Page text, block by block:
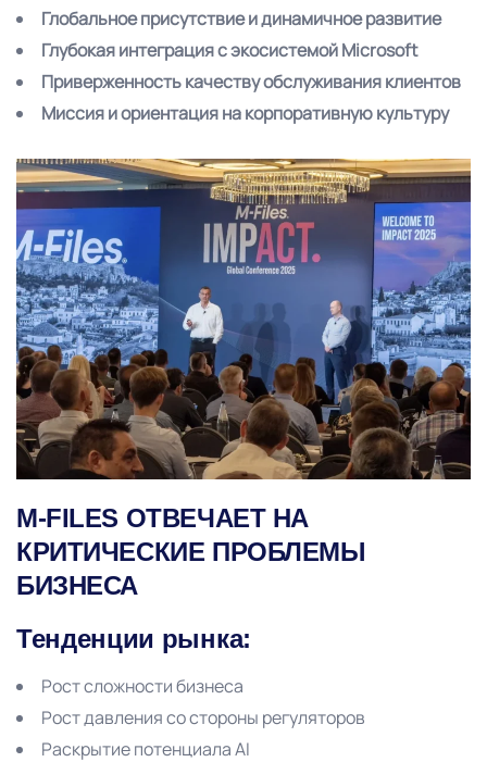
Глобальное присутствие и динамичное развитие
Глубокая интеграция с экосистемой Microsoft
Приверженность качеству обслуживания клиентов
Миссия и ориентация на корпоративную культуру
M-FILES ОТВЕЧАЕТ НА
КРИТИЧЕСКИЕ ПРОБЛЕМЫ
БИЗНЕСА
Тенденции рынка:
Рост сложности бизнеса
Рост давления со стороны регуляторов
Раскрытие потенциала AI